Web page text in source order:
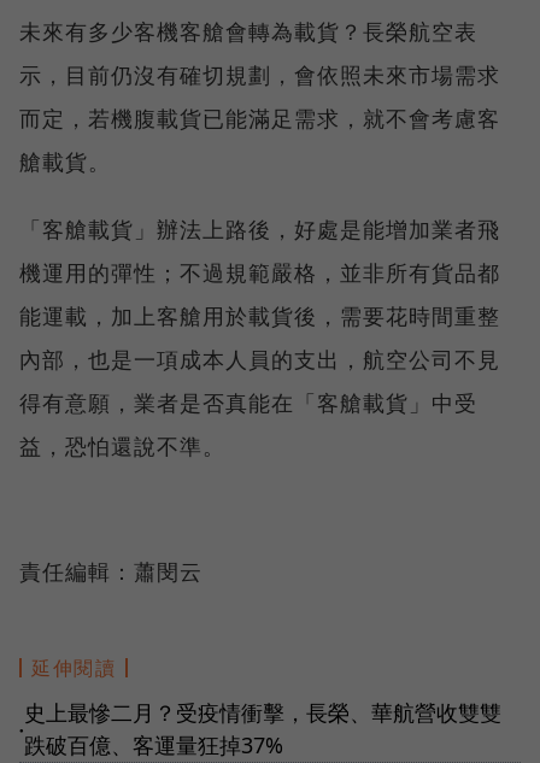
未來有多少客機客艙會轉為載貨？長榮航空表
示，目前仍沒有確切規劃，會依照未來市場需求
而定，若機腹載貨已能滿足需求，就不會考慮客
艙載貨。
「客艙載貨」辦法上路後，好處是能增加業者飛
機運用的彈性；不過規範嚴格，並非所有貨品都
能運載，加上客艙用於載貨後，需要花時間重整
內部，也是一項成本人員的支出，航空公司不見
得有意願，業者是否真能在「客艙載貨」中受
益，恐怕還說不準。
責任編輯：蕭閔云
延伸閱讀
●
史上最慘二月？受疫情衝擊，長榮、華航營收雙雙
跌破百億、客運量狂掉37%